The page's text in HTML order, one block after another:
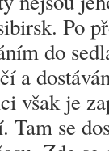
Po
do
a
však je
se